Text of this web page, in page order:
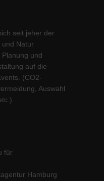
seit jeher der
und Natur
und
auf die
(CO2-
Auswahl
für
Hamburg